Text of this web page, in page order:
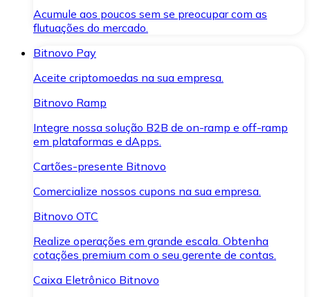
Acumule aos poucos sem se preocupar com as
flutuações do mercado.
Bitnovo Pay
Aceite criptomoedas na sua empresa.
Bitnovo Ramp
Integre nossa solução B2B de on-ramp e off-ramp
em plataformas e dApps.
Cartões-presente Bitnovo
Comercialize nossos cupons na sua empresa.
Bitnovo OTC
Realize operações em grande escala. Obtenha
cotações premium com o seu gerente de contas.
Caixa Eletrônico Bitnovo